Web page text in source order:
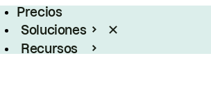
Precios
Soluciones
Recursos